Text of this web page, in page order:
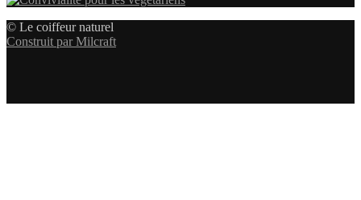
© Le coiffeur naturel
Construit par Milcraft